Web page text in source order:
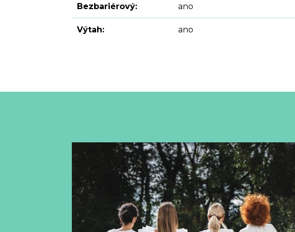
Bezbariérový: ano
Výtah: ano